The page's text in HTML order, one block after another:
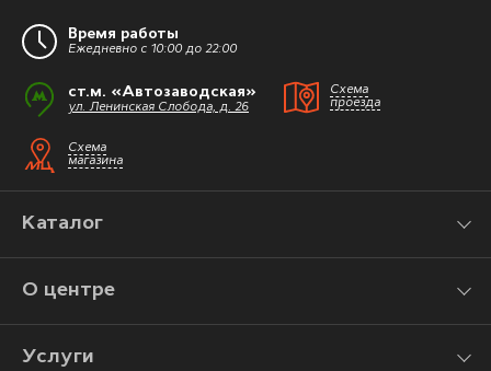
Время работы
Ежедневно с 10:00 до 22:00
ст.м. «Автозаводская»
ул. Ленинская Слобода, д. 26
Схема
проезда
Схема
магазина
Каталог
О центре
Услуги